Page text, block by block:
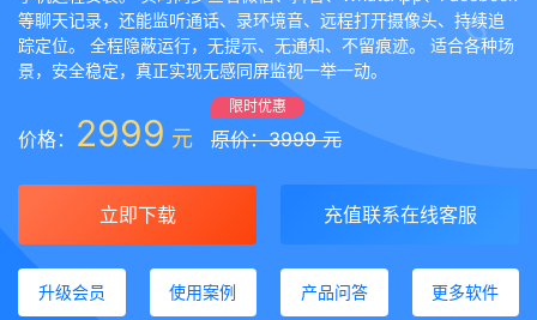
等聊天记录，还能监听通话、录环境音、远程打开摄像头、持续追
踪定位。 全程隐蔽运行，无提示、无通知、不留痕迹。 适合各种场
景，安全稳定，真正实现无感同屏监视一举一动。
价格： 2999 元
限时优惠
原价：3999 元
立即下载 充值联系在线客服
升级会员 使用案例 产品问答 更多软件